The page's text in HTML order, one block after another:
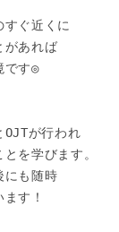
ぐ近くに
があれば
です◎
が行われ
を学びます。
にも随時
す！